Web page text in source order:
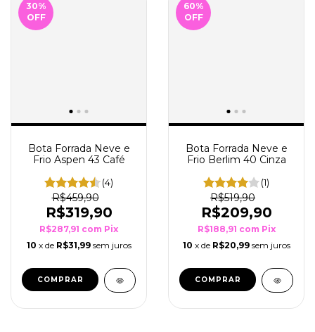
30%
OFF
Bota Forrada Neve e
Frio Aspen 43 Café
(4)
R$459,90
R$319,90
R$287,91 com Pix
10 x de R$31,99 sem juros
COMPRAR
60%
OFF
Bota Forrada Neve e
Frio Berlim 40 Cinza
(1)
R$519,90
R$209,90
R$188,91 com Pix
10 x de R$20,99 sem juros
COMPRAR